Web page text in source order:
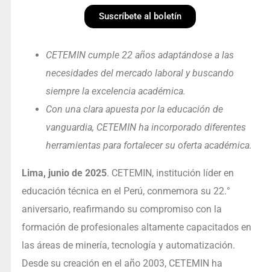
Suscríbete al boletín
CETEMIN cumple 22 años adaptándose a las
necesidades del mercado laboral y buscando
siempre la excelencia académica.
Con una clara apuesta por la educación de
vanguardia, CETEMIN ha incorporado diferentes
herramientas para fortalecer su oferta académica.
Lima, junio de 2025. CETEMIN, institución líder en
educación técnica en el Perú, conmemora su 22.°
aniversario, reafirmando su compromiso con la
formación de profesionales altamente capacitados en
las áreas de minería, tecnología y automatización.
Desde su creación en el año 2003, CETEMIN ha